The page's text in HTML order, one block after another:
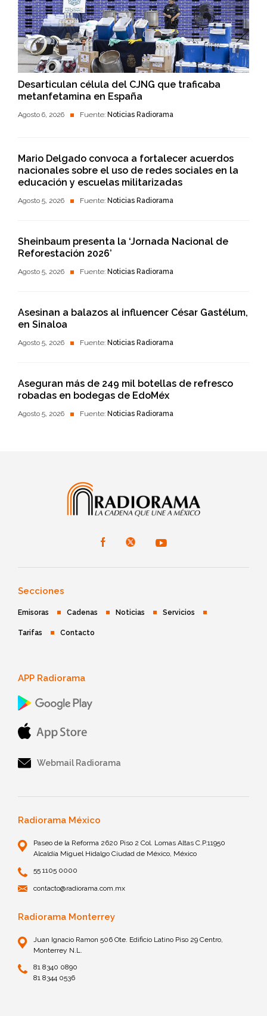
Desarticulan célula del CJNG que traficaba
metanfetamina en España
Agosto 6, 2026 Fuente: Noticias Radiorama
Mario Delgado convoca a fortalecer acuerdos
nacionales sobre el uso de redes sociales en la
educación y escuelas militarizadas
Agosto 5, 2026 Fuente: Noticias Radiorama
Sheinbaum presenta la ‘Jornada Nacional de
Reforestación 2026’
Agosto 5, 2026 Fuente: Noticias Radiorama
Asesinan a balazos al influencer César Gastélum,
en Sinaloa
Agosto 5, 2026 Fuente: Noticias Radiorama
Aseguran más de 249 mil botellas de refresco
robadas en bodegas de EdoMéx
Agosto 5, 2026 Fuente: Noticias Radiorama
Secciones
Emisoras Cadenas Noticias Servicios
Tarifas Contacto
APP Radiorama
Webmail Radiorama
Radiorama México
Paseo de la Reforma 2620 Piso 2 Col. Lomas Altas C.P.11950
Alcaldía Miguel Hidalgo Ciudad de México, México
55 1105 0000
contacto@radiorama.com.mx
Radiorama Monterrey
Juan Ignacio Ramon 506 Ote. Edificio Latino Piso 29 Centro,
Monterrey N.L.
81 8340 0890
81 8344 0536